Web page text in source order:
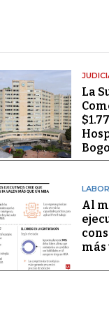
La
Al
más